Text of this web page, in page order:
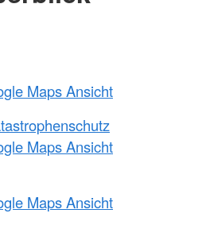
Maps Ansicht
Maps Ansicht
Maps Ansicht